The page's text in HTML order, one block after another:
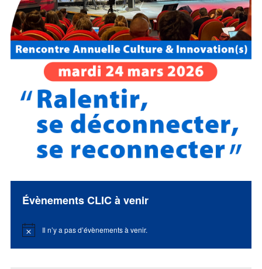
Évènements CLIC à venir
Notice Il n’y a pas d’évènements à venir.